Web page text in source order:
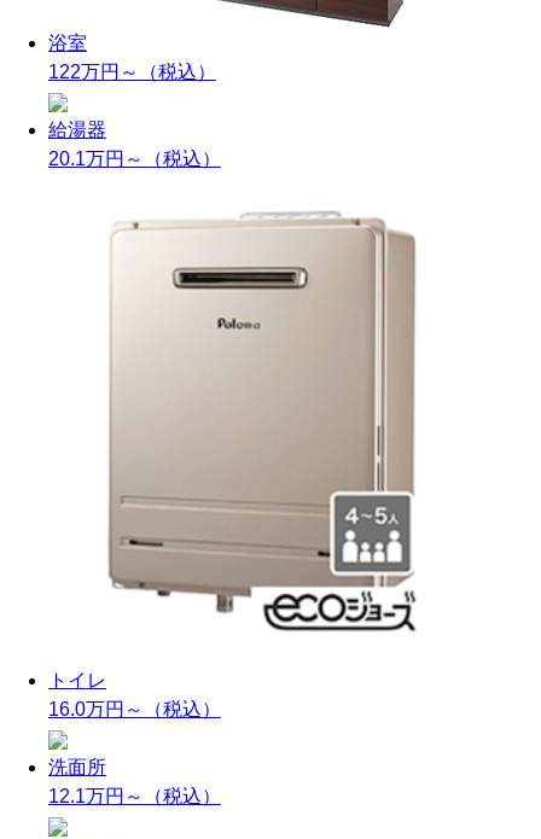
浴室
122万円～
（税込）
給湯器
20.1万円～
（税込）
トイレ
16.0万円～
（税込）
洗面所
12.1万円～
（税込）